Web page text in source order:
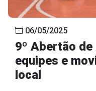
06/05/2025
9º Abertão de
equipes e
local